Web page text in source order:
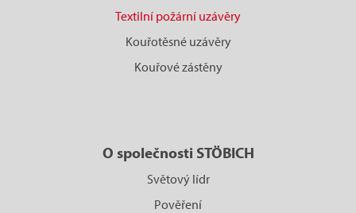
Textilní požární uzávěry
Kouřotěsné uzávěry
Kouřové zástěny
O společnosti STÖBICH
Světový lídr
Pověření